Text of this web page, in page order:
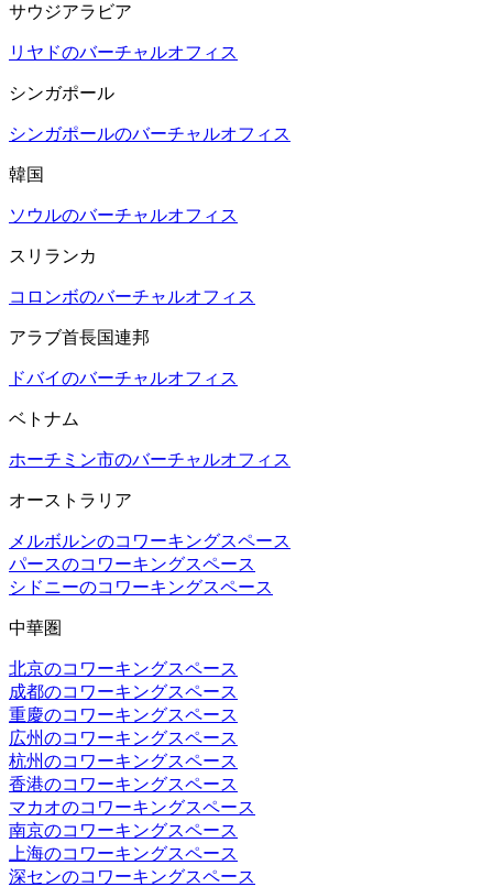
サウジアラビア
リヤドのバーチャルオフィス
シンガポール
シンガポールのバーチャルオフィス
韓国
ソウルのバーチャルオフィス
スリランカ
コロンボのバーチャルオフィス
アラブ首長国連邦
ドバイのバーチャルオフィス
ベトナム
ホーチミン市のバーチャルオフィス
オーストラリア
メルボルンのコワーキングスペース
パースのコワーキングスペース
シドニーのコワーキングスペース
中華圏
北京のコワーキングスペース
成都のコワーキングスペース
重慶のコワーキングスペース
広州のコワーキングスペース
杭州のコワーキングスペース
香港のコワーキングスペース
マカオのコワーキングスペース
南京のコワーキングスペース
上海のコワーキングスペース
深センのコワーキングスペース